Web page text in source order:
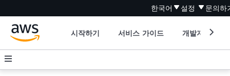
한국어 설정 문의하
시작하기 서비스 가이드 개발자 도구